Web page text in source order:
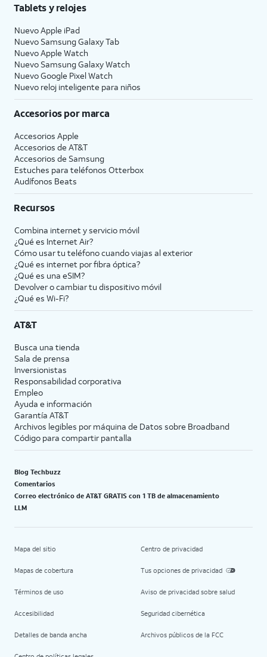
Tablets y relojes
Nuevo Apple iPad
Nuevo Samsung Galaxy Tab
Nuevo Apple Watch
Nuevo Samsung Galaxy Watch
Nuevo Google Pixel Watch
Nuevo reloj inteligente para niños
Accesorios por marca
Accesorios Apple
Accesorios de AT&T
Accesorios de Samsung
Estuches para teléfonos Otterbox
Audífonos Beats
Recursos
Combina internet y servicio móvil
¿Qué es Internet Air?
Cómo usar tu teléfono cuando viajas al exterior
¿Qué es internet por fibra óptica?
¿Qué es una eSIM?
Devolver o cambiar tu dispositivo móvil
¿Qué es Wi-Fi?
AT&T
Busca una tienda
Sala de prensa
Inversionistas
Responsabilidad corporativa
Empleo
Ayuda e información
Garantía AT&T
Archivos legibles por máquina de Datos sobre Broadband
Código para compartir pantalla
Blog Techbuzz
Comentarios
Correo electrónico de AT&T GRATIS con 1 TB de almacenamiento
LLM
Mapa del sitio
Mapas de cobertura
Términos de uso
Accesibilidad
Detalles de banda ancha
Centro de privacidad
Tus opciones de privacidad
Aviso de privacidad sobre salud
Seguridad cibernética
Archivos públicos de la FCC